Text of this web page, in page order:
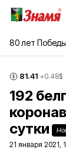
80 лет Победы
81.41 +0.48$
192
сутки
21 января 2021,